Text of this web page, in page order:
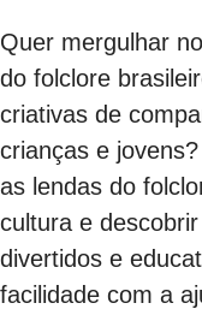
Quer mergulhar
do folclore
criativas de
crianças e
as lendas do
cultura e
divertidos e
facilidade com a